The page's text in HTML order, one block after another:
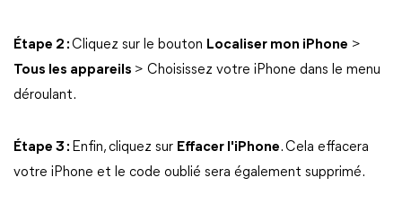
Étape 2 :Cliquez sur le bouton Localiser mon iPhone >
Tous les appareils > Choisissez votre iPhone dans le menu
déroulant.
Étape 3 : Enfin, cliquez sur Effacer l'iPhone. Cela effacera
votre iPhone et le code oublié sera également supprimé.